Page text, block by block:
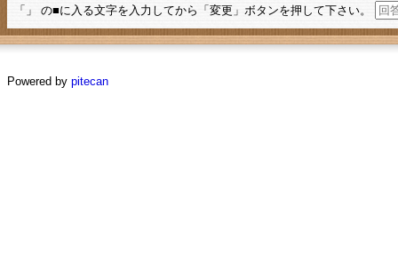
「」 の■に入る文字を入力してから「変更」ボタンを押して下さい。
Powered by pitecan